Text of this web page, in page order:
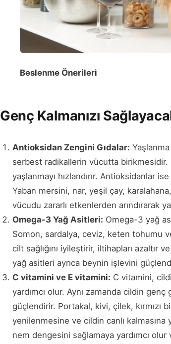
Beslenme Önerileri
Genç Kalmanızı
Antioksidan Zengini Gıdalar:
serbest radikallerin vücutta birikmesidir.
yaşlanmayı hızlandırır. Antioksidanlar
Yaban mersini, nar, yeşil çay,
vücudu zararlı etkenlerden arındırarak
Omega-3 Yağ Asitleri: Omega-3 yağ
Somon, sardalya, ceviz, keten tohumu
cilt sağlığını iyileştirir, iltihapları
yağ asitleri ayrıca beynin işlevini
C vitamini ve E vitamini: C vitamini,
yardımcı olur. Aynı zamanda cildin
güçlendirir. Portakal, kivi, çilek, kırmızı
yenilenmesine ve cildin canlı
nem dengesini sağlamaya yardımcı